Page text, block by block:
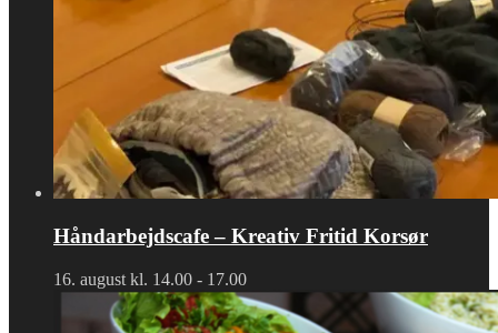
Håndarbejdscafe – Kreativ Fritid Korsør
16. august kl. 14.00 - 17.00